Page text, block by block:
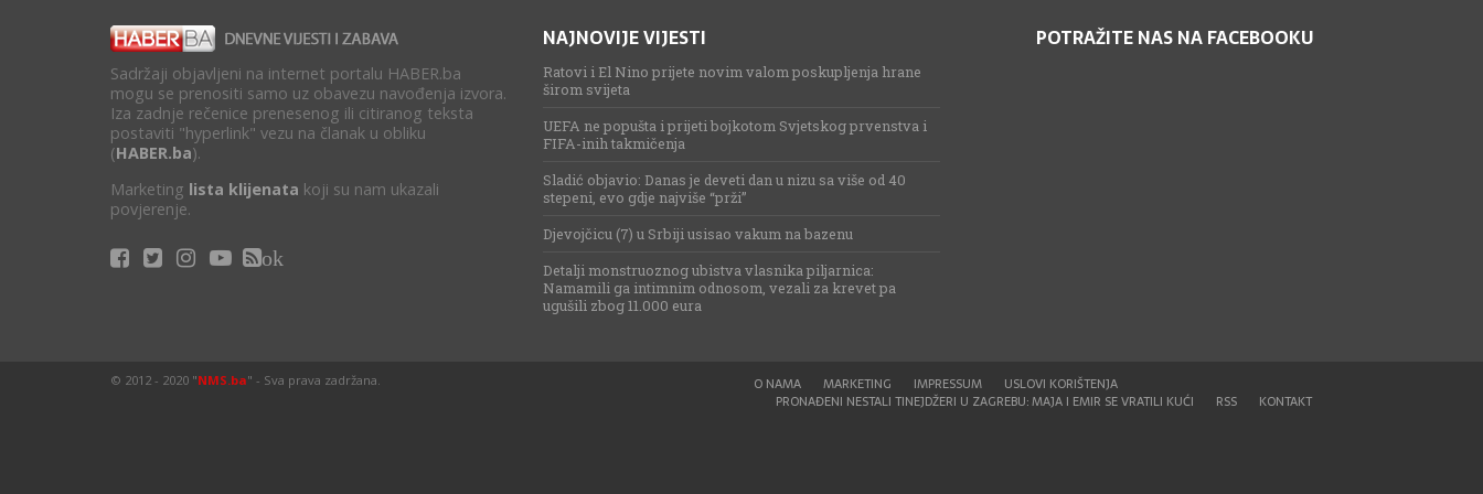
Sadržaji objavljeni na internet portalu HABER.ba
mogu se prenositi samo uz obavezu navođenja izvora.
Iza zadnje rečenice prenesenog ili citiranog teksta
postaviti "hyperlink" vezu na članak u obliku
(HABER.ba).
Marketing lista klijenata koji su nam ukazali
povjerenje.
ok
NAJNOVIJE VIJESTI
Ratovi i El Nino prijete novim valom poskupljenja hrane
širom svijeta
UEFA ne popušta i prijeti bojkotom Svjetskog prvenstva i
FIFA-inih takmičenja
Sladić objavio: Danas je deveti dan u nizu sa više od 40
stepeni, evo gdje najviše “prži”
Djevojčicu (7) u Srbiji usisao vakum na bazenu
Detalji monstruoznog ubistva vlasnika piljarnica:
Namamili ga intimnim odnosom, vezali za krevet pa
ugušili zbog 11.000 eura
POTRAŽITE NAS NA FACEBOOKU
O NAMA MARKETING IMPRESSUM
USLOVI KORIŠTENJA
PRONAĐENI NESTALI TINEJDŽERI U ZAGREBU: MAJA I EMIR SE VRATILI KUĆI
RSS KONTAKT
© 2012 - 2020 "NMS.ba" - Sva prava zadržana.